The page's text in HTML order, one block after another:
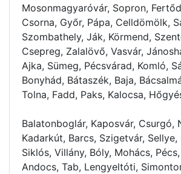
Mosonmagyaróvár, Sopron,
Csorna, Győr, Pápa, Celldömölk,
Szombathely, Ják, Körmend,
Csepreg, Zalalövő, Vasvár,
Ajka, Sümeg, Pécsvárad, Komló,
Bonyhád, Bátaszék, Baja,
Tolna, Fadd, Paks, Kalocsa,
Balatonboglár, Kaposvár, Csurgó,
Kadarkút, Barcs, Szigetvár, Sellye,
Siklós, Villány, Bóly, Mohács,
Andocs, Tab, Lengyeltóti,